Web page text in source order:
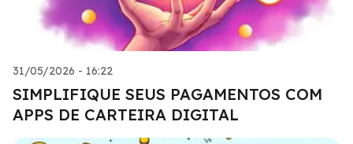
31/05/2026 - 16:22
SIMPLIFIQUE SEUS PAGAMENTOS COM
APPS DE CARTEIRA DIGITAL